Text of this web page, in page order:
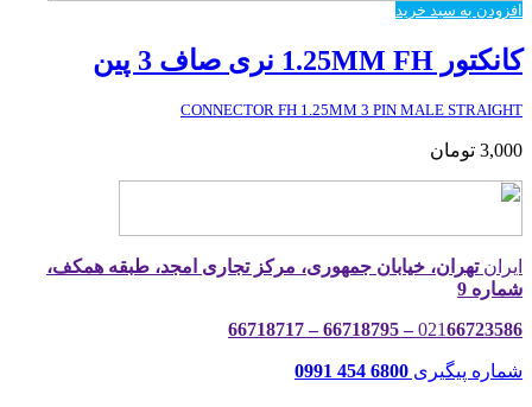
افزودن به سبد خرید
کانکتور 1.25MM FH نری صاف 3 پین
CONNECTOR FH 1.25MM 3 PIN MALE STRAIGHT
3,000 تومان
ایرانتهران، خیابان جمهوری، مرکز تجاری امجد، طبقه همکف،
شماره 9
02166723586 – 66718795 – 66718717
شماره پیگیری 6800 454 0991